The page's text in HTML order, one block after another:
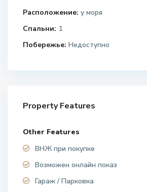
Расположение: у моря
Спальни: 1
Побережье: Недоступно
Property Features
Other Features
ВНЖ при покупке
Возможен онлайн показ
Гараж / Парковка